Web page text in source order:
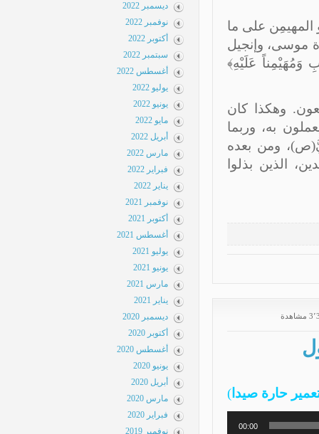
على ما
موسى، وإنجيل
عَلَيْهِ﴾
وهكذا كان
به، وربما
ومن بعده
الذين بذلوا
حارة صيدا)
00:00
ديسمبر 2022
نوفمبر 2022
أكتوبر 2022
سبتمبر 2022
أغسطس 2022
يوليو 2022
يونيو 2022
مايو 2022
أبريل 2022
مارس 2022
فبراير 2022
يناير 2022
نوفمبر 2021
أكتوبر 2021
أغسطس 2021
يوليو 2021
يونيو 2021
مارس 2021
يناير 2021
ديسمبر 2020
أكتوبر 2020
أغسطس 2020
يونيو 2020
أبريل 2020
مارس 2020
فبراير 2020
نوفمبر 2019